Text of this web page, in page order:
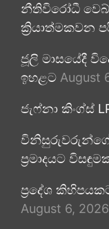
නීතිවිරෝධී වෙබ්
ක්‍රියාත්මකවන
ජූලි මාසයේදී
ඉහළට August
ජැෆ්නා කිංග්ස්
විනිසුරුවරුන්ගේ
ප්‍රමාදයට
ප්‍රදේශ
August 6, 2026